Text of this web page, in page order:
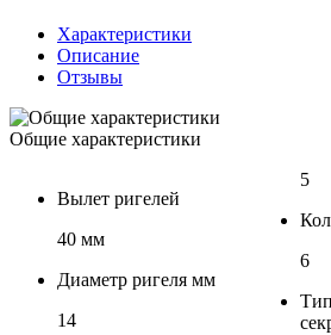
Характеристики
Описание
Отзывы
Общие характеристики
Вылет ригелей
40 мм
Диаметр ригеля мм
14
5
6